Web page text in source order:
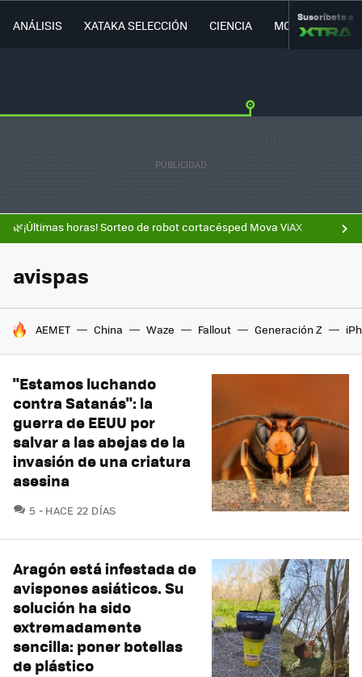
ANÁLISIS XATAKA SELECCIÓN CIENCIA MOVILIDAD
Suscríbete a
🌿¡Últimas horas! Sorteo de robot cortacésped Mova ViAX
avispas
HOY SE HABLA DE
AEMET China Waze Fallout Generación Z
"Estamos luchando
contra Satanás": la
guerra de EEUU por
salvar a las abejas de la
invasión de una criatura
asesina
5 COMENTARIOS
HACE 22 DÍAS
Aragón está infestada de
avispones asiáticos. Su
solución ha sido
extremadamente
sencilla: poner botellas
de plástico